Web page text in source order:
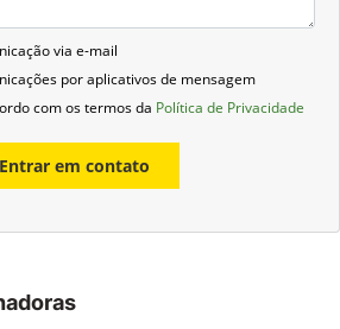
via e-mail
por aplicativos de mensagem
com os termos da Política de Privacidade
Entrar em contato